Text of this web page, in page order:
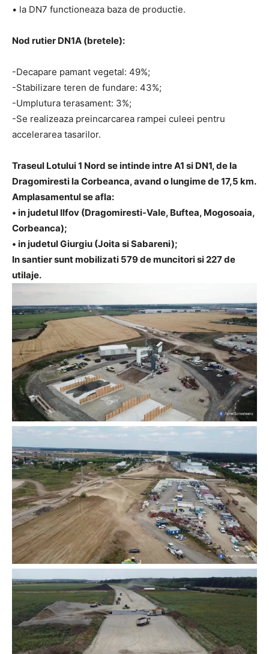
• la DN7 functioneaza baza de productie.
Nod rutier DN1A (bretele):
-Decapare pamant vegetal: 49%;
-Stabilizare teren de fundare: 43%;
-Umplutura terasament: 3%;
-Se realizeaza preincarcarea rampei culeei pentru
accelerarea tasarilor.
Traseul Lotului 1 Nord se intinde intre A1 si DN1, de la
Dragomiresti la Corbeanca, avand o lungime de 17,5 km.
Amplasamentul se afla:
• in judetul Ilfov (Dragomiresti-Vale, Buftea, Mogosoaia,
Corbeanca);
• in judetul Giurgiu (Joita si Sabareni);
In santier sunt mobilizati 579 de muncitori si 227 de
utilaje.